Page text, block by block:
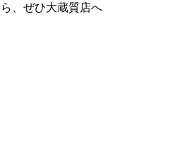
、ぜひ大蔵質店へ